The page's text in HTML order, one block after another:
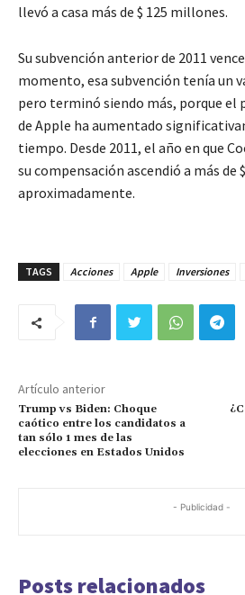
llevó a casa más de $ 125 millones.
Su subvención anterior de 2011
momento, esa subvención tenía un
pero terminó siendo más, porque el
de Apple ha aumentado
tiempo. Desde 2011, el año en que
su compensación ascendió a más de
aproximadamente.
TAGS Acciones Apple Inversiones
Artículo anterior
Trump vs Biden: Choque
caótico entre los candidatos a
tan sólo 1 mes de las
elecciones en Estados Unidos
- Publicidad -
Posts relacionados